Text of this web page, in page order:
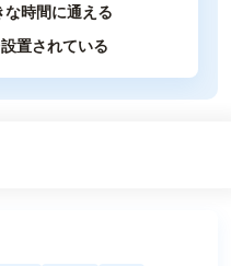
時間に通える
置されている